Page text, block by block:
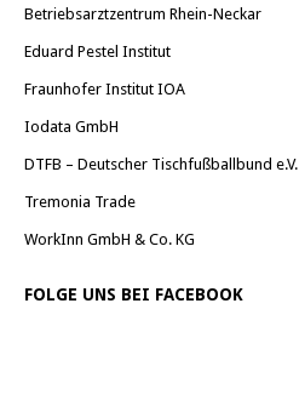
Betriebsarztzentrum Rhein-Neckar
Eduard Pestel Institut
Fraunhofer Institut IOA
Iodata GmbH
DTFB – Deutscher Tischfußballbund e.V.
Tremonia Trade
WorkInn GmbH & Co. KG
FOLGE UNS BEI FACEBOOK